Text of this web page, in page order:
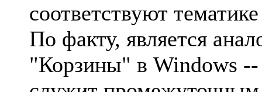
соответствуют
По факту, является
"Корзины" в Windows --